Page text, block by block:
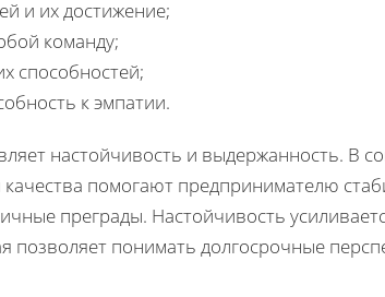
и их достижение;
команду;
способностей;
к эмпатии.
настойчивость и выдержанность. В
помогают предпринимателю
преграды. Настойчивость
позволяет понимать долгосрочные